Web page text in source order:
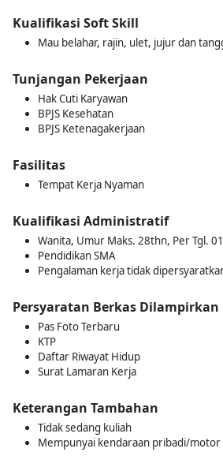
Kualifikasi Soft Skill
Mau belahar, rajin, ulet, jujur dan
Tunjangan Pekerjaan
Hak Cuti Karyawan
BPJS Kesehatan
BPJS Ketenagakerjaan
Fasilitas
Tempat Kerja Nyaman
Kualifikasi Administratif
Wanita, Umur Maks. 28thn, Per Tgl.
Pendidikan SMA
Pengalaman kerja tidak
Persyaratan Berkas Dilampirkan
Pas Foto Terbaru
KTP
Daftar Riwayat Hidup
Surat Lamaran Kerja
Keterangan Tambahan
Tidak sedang kuliah
Mempunyai kendaraan pribadi/motor